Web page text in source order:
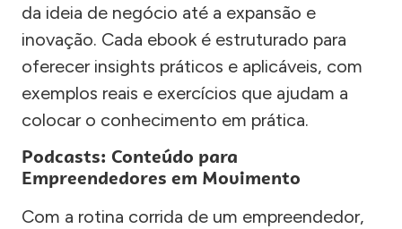
da ideia de negócio até a expansão e
inovação. Cada ebook é estruturado para
oferecer insights práticos e aplicáveis, com
exemplos reais e exercícios que ajudam a
colocar o conhecimento em prática.
Podcasts: Conteúdo para
Empreendedores em Movimento
Com a rotina corrida de um empreendedor,